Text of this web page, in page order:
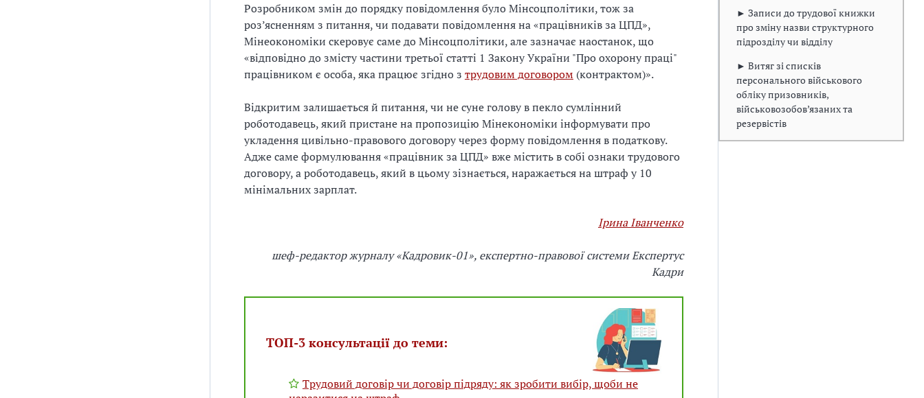
Розробником змін до порядку повідомлення було Мінсоцполітики, тож за
роз’ясненням з питання, чи подавати повідомлення на «працівників за ЦПД»,
Мінеокономіки скеровує саме до Мінсоцполітики, але зазначає наостанок, що
«відповідно до змісту частини третьої статті 1 Закону України "Про охорону праці"
працівником є особа, яка працює згідно з трудовим договором (контрактом)».
Відкритим залишається й питання, чи не суне голову в пекло сумлінний
роботодавець, який пристане на пропозицію Мінекономіки інформувати про
укладення цивільно-правового договору через форму повідомлення в податкову.
Адже саме формулювання «працівник за ЦПД» вже містить в собі ознаки трудового
договору, а роботодавець, який в цьому зізнається, наражається на штраф у 10
мінімальних зарплат.
Ірина Іванченко
шеф-редактор журналу «Кадровик-01», експертно-правової системи Експертус
Кадри
ТОП-3 консультації до теми:
Трудовий договір чи договір підряду: як зробити вибір, щоби не
► Записи до трудової книжки
про зміну назви структурного
підрозділу чи відділу
► Витяг зі списків
персонального військового
обліку призовників,
військовозобов’язаних та
резервістів